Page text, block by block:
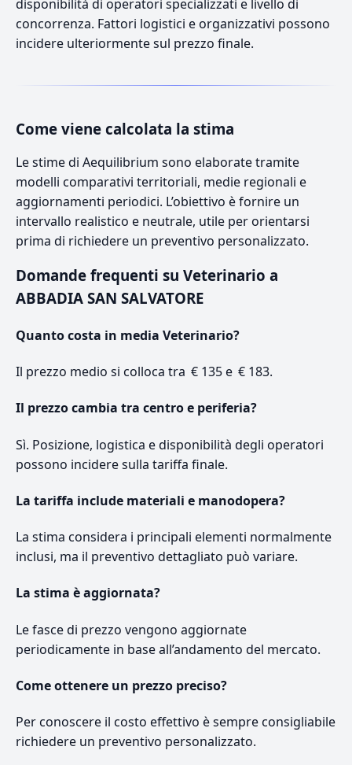
disponibilità di operatori specializzati e livello di
concorrenza. Fattori logistici e organizzativi possono
incidere ulteriormente sul prezzo finale.
Come viene calcolata la stima
Le stime di Aequilibrium sono elaborate tramite
modelli comparativi territoriali, medie regionali e
aggiornamenti periodici. L’obiettivo è fornire un
intervallo realistico e neutrale, utile per orientarsi
prima di richiedere un preventivo personalizzato.
Domande frequenti su Veterinario a
ABBADIA SAN SALVATORE
Quanto costa in media Veterinario?
Il prezzo medio si colloca tra € 135 e € 183.
Il prezzo cambia tra centro e periferia?
Sì. Posizione, logistica e disponibilità degli operatori
possono incidere sulla tariffa finale.
La tariffa include materiali e manodopera?
La stima considera i principali elementi normalmente
inclusi, ma il preventivo dettagliato può variare.
La stima è aggiornata?
Le fasce di prezzo vengono aggiornate
periodicamente in base all’andamento del mercato.
Come ottenere un prezzo preciso?
Per conoscere il costo effettivo è sempre consigliabile
richiedere un preventivo personalizzato.